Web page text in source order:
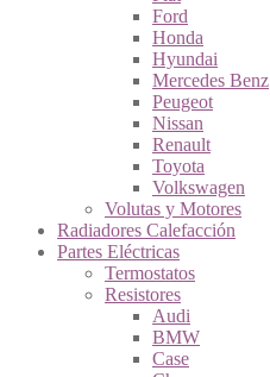
Ford
Honda
Hyundai
Mercedes Benz
Peugeot
Nissan
Renault
Toyota
Volkswagen
Volutas y Motores
Radiadores Calefacción
Partes Eléctricas
Termostatos
Resistores
Audi
BMW
Case